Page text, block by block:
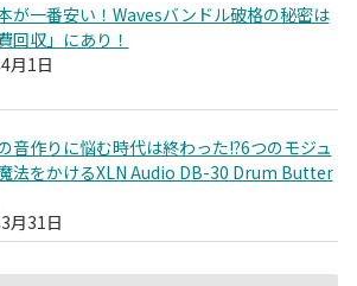
が一番安い！Wavesバンドル破格の秘密は
回収」にあり！
月1日
音作りに悩む時代は終わった!?6つのモジュ
法をかけるXLN Audio DB-30 Drum Butter
月31日